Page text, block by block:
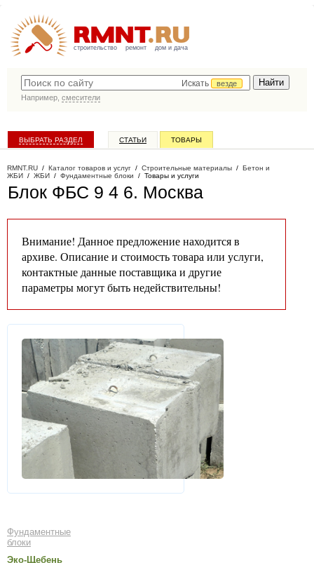
строительство ремонт дом и дача
Искать
везде
Например, смесители
ВЫБРАТЬ РАЗДЕЛ СТАТЬИ ТОВАРЫ
RMNT.RU / Каталог товаров и услуг / Строительные материалы / Бетон и
ЖБИ / ЖБИ / Фундаментные блоки / Товары и услуги
Блок ФБС 9 4 6. Москва
Внимание! Данное предложение находится в
архиве. Описание и стоимость товара или услуги,
контактные данные поставщика и другие
параметры могут быть недействительны!
Фундаментные
блоки
Эко-Щебень